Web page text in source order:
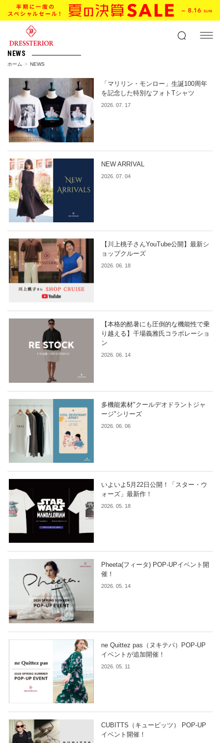
NEWS
ホーム NEWS
「マリリン・モンロー」生誕100周年
を記念した特別なフォトTシャツ
2026. 07. 17
NEW ARRIVAL
2026. 07. 04
【川上桃子さんYouTube公開】最新シ
ョップクルーズ
2026. 06. 18
【本格的酷暑にも圧倒的な機能性で乗
り越える】干場義雅氏コラボレーショ
ン
2026. 06. 14
多機能素材"クールデオドラントジャ
ージ"シリーズ
2026. 06. 06
いよいよ5月22日公開！「スター・ウ
ォーズ」最新作！
2026. 05. 18
Pheeta(フィータ) POP-UPイベント開
催！
2026. 05. 14
ne Quittez pas（ヌキテパ）POP-UP
イベントが追加開催！
2026. 05. 11
CUBITTS（キュービッツ） POP-UP
イベント開催！